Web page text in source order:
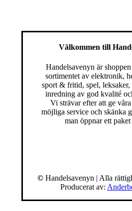
Välkommen till
Handelsavenyn är
sortimentet av elektronik,
sport & fritid, spel,
inredning av god kvalité
Vi strävar efter att ge
möjliga service och skänka
man öppnar ett paket
© Handelsavenyn | Alla
Producerat av: